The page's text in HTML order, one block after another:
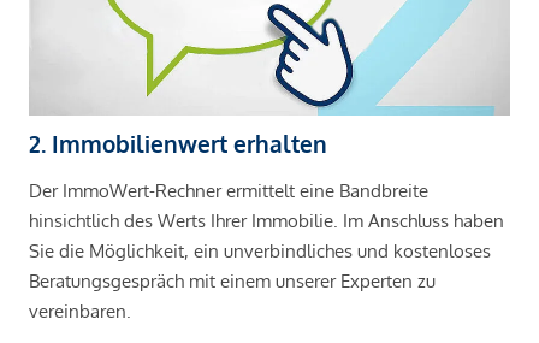
2. Immobilienwert erhalten
Der ImmoWert-Rechner ermittelt eine Bandbreite
hinsichtlich des Werts Ihrer Immobilie. Im Anschluss haben
Sie die Möglichkeit, ein unverbindliches und kostenloses
Beratungsgespräch mit einem unserer Experten zu
vereinbaren.